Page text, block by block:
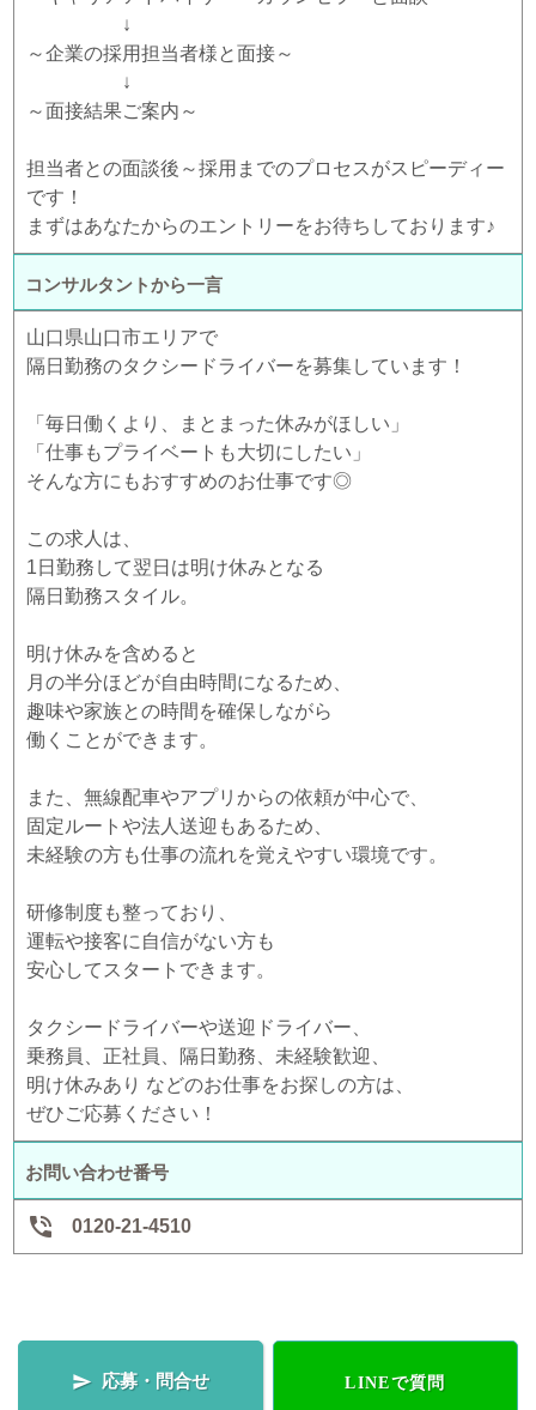
↓
～企業の採用担当者様と面接～
↓
～面接結果ご案内～
担当者との面談後～採用までのプロセスがスピーディー
です！
まずはあなたからのエントリーをお待ちしております♪
コンサルタントから一言
山口県山口市エリアで
隔日勤務のタクシードライバーを募集しています！
「毎日働くより、まとまった休みがほしい」
「仕事もプライベートも大切にしたい」
そんな方にもおすすめのお仕事です◎
この求人は、
1日勤務して翌日は明け休みとなる
隔日勤務スタイル。
明け休みを含めると
月の半分ほどが自由時間になるため、
趣味や家族との時間を確保しながら
働くことができます。
また、無線配車やアプリからの依頼が中心で、
固定ルートや法人送迎もあるため、
未経験の方も仕事の流れを覚えやすい環境です。
研修制度も整っており、
運転や接客に自信がない方も
安心してスタートできます。
タクシードライバーや送迎ドライバー、
乗務員、正社員、隔日勤務、未経験歓迎、
明け休みあり などのお仕事をお探しの方は、
ぜひご応募ください！
お問い合わせ番号
 0120-21-4510
 応募・問合せ LINEで質問